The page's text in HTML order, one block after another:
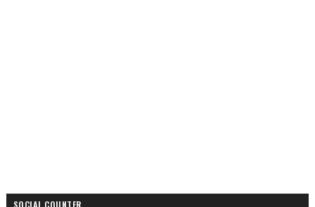
SOCIAL COUNTER